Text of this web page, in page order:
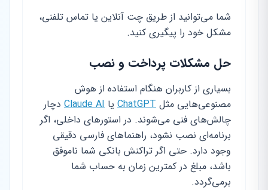
شما می‌توانید از طریق چت آنلاین یا تماس تلفنی،
مشکل خود را پیگیری کنید.
حل مشکلات پرداخت و نصب
بسیاری از کاربران هنگام استفاده از هوش
مصنوعی‌هایی مثل ChatGPT یا Claude AI دچار
چالش‌های فنی می‌شوند. در استورهای داخلی، اگر
برنامه‌ای نصب نشود، راهنماهای فارسی دقیقی
وجود دارد. حتی اگر تراکنش بانکی شما ناموفق
باشد، مبلغ در کمترین زمان به حساب شما
برمی‌گردد.